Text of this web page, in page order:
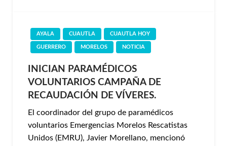
AYALA CUAUTLA CUAUTLA HOY
GUERRERO MORELOS NOTICIA
INICIAN PARAMÉDICOS
VOLUNTARIOS CAMPAÑA DE
RECAUDACIÓN DE VÍVERES.
El coordinador del grupo de paramédicos
voluntarios Emergencias Morelos Rescatistas
Unidos (EMRU), Javier Morellano, mencionó